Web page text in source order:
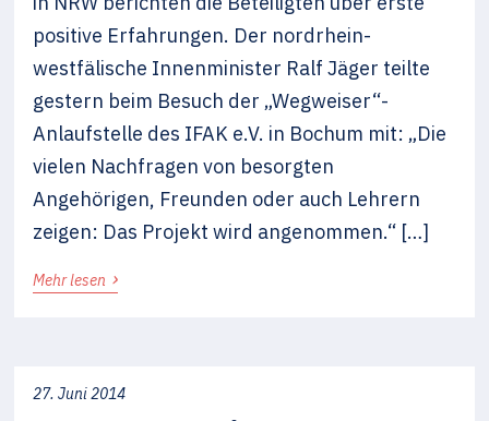
positive Erfahrungen. Der nordrhein-
westfälische Innenminister Ralf Jäger teilte
gestern beim Besuch der „Wegweiser“-
Anlaufstelle des IFAK e.V. in Bochum mit: „Die
vielen Nachfragen von besorgten
Angehörigen, Freunden oder auch Lehrern
zeigen: Das Projekt wird angenommen.“ […]
Mehr lesen ›
27. Juni 2014